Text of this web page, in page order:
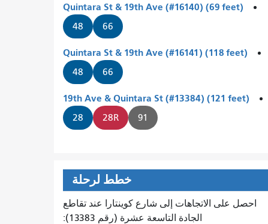
Quintara St & 19th Ave (#16140) (69 feet)
48 66
Quintara St & 19th Ave (#16141) (118 feet)
48 66
19th Ave & Quintara St (#13384) (121 feet)
28 28R 91
خطط لرحلة
احصل على الاتجاهات إلى شارع كوينتارا عند تقاطع
الجادة التاسعة عشرة (رقم 13383):